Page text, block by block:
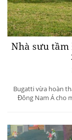
Nhà sưu tầm
Bugatti vừa hoàn
Đông Nam Á cho